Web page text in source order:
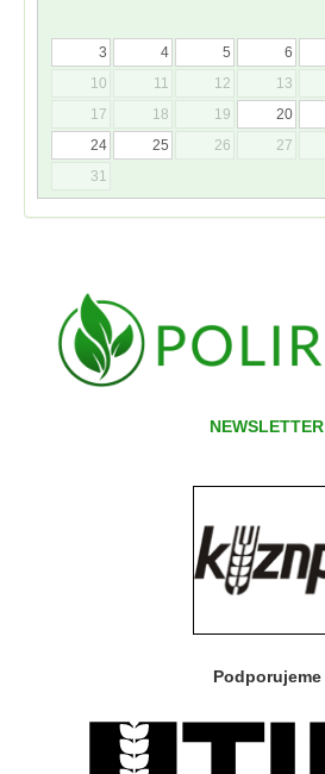
3
4 5 6
10
11 12 13
17
18 19 20
24
25 26 27
31
NEWSLETTER
Podporujeme